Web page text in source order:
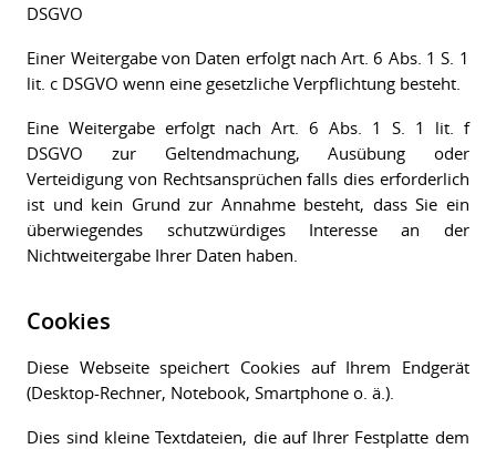
DSGVO
Einer Weitergabe von Daten erfolgt nach Art. 6 Abs. 1 S. 1
lit. c DSGVO wenn eine gesetzliche Verpflichtung besteht.
Eine Weitergabe erfolgt nach Art. 6 Abs. 1 S. 1 lit. f
DSGVO zur Geltendmachung, Ausübung oder
Verteidigung von Rechtsansprüchen falls dies erforderlich
ist und kein Grund zur Annahme besteht, dass Sie ein
überwiegendes schutzwürdiges Interesse an der
Nichtweitergabe Ihrer Daten haben.
Cookies
Diese Webseite speichert Cookies auf Ihrem Endgerät
(Desktop-Rechner, Notebook, Smartphone o. ä.).
Dies sind kleine Textdateien, die auf Ihrer Festplatte dem